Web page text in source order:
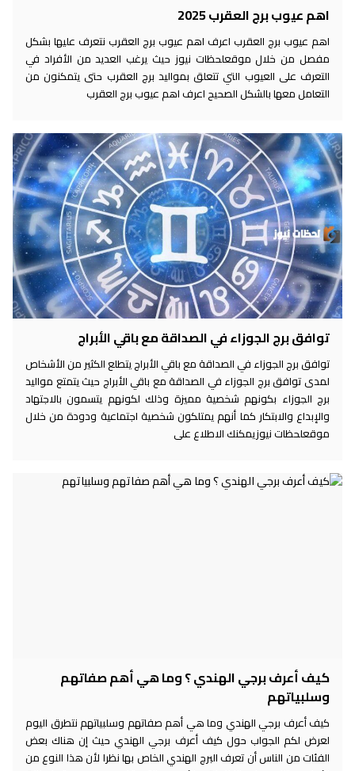
اهم عيوب برج العقرب 2025
اهم عيوب برج العقرب اعرف اهم عيوب برج العقرب نتعرف عليها بشكل
مفصل من خلال موقعلحظات نيوز حيث يرغب العديد من الأفراد في
التعرف على العيوب التي تتعلق بمواليد برج العقرب حتى يتمكنون من
التعامل معها بالشكل الصحيح اعرف اهم عيوب برج العقرب
توافق برج الجوزاء في الصداقة مع باقي الأبراج
توافق برج الجوزاء في الصداقة مع باقي الأبراج يتطلع الكثير من الأشخاص
لمدى توافق برج الجوزاء في الصداقة مع باقي الأبراج حيث يتمتع مواليد
برج الجوزاء بكونهم شخصية مميزة وذلك لكونهم يتسمون بالاجتهاد
والإبداع والابتكار كما أنهم يمتلكون شخصية اجتماعية ودودة من خلال
موقعلحظات نيوزيمكنك الاطلاع على
كيف أعرف برجي الهندي ؟ وما هي أهم صفاتهم
وسلبياتهم
كيف أعرف برجي الهندي وما هي أهم صفاتهم وسلبياتهم نتطرق اليوم
لعرض لكم الجواب حول كيف أعرف برجي الهندي حيث إن هناك بعض
الفئات من الناس أن تعرف البرج الهندي الخاص بها نظرا لأن هذا النوع من